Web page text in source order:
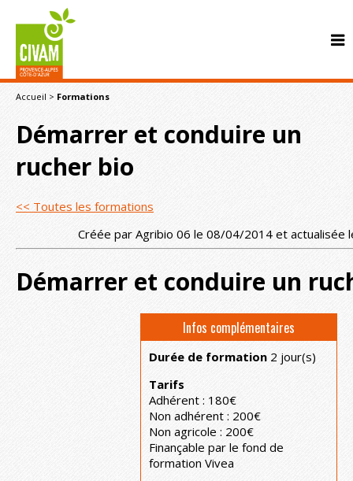
Accueil > Formations
Démarrer et conduire un
rucher bio
<< Toutes les formations
Créée par Agribio 06 le 08/04/2014 et actualisée
Démarrer et conduire un
Infos complémentaires
Durée de formation 2 jour(s)
Tarifs
Adhérent : 180€
Non adhérent : 200€
Non agricole : 200€
Finançable par le fond de
formation Vivea